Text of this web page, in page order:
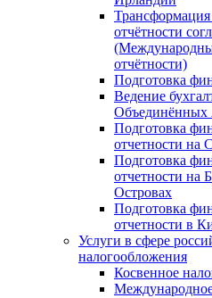
отчётности
отчётности)
Подготовка
Ведение
Подготовка
отчетности на
Подготовка
отчетности на
Островах
Подготовка
отчетности в
Услуги в сфере
налогообложения
Косвенное